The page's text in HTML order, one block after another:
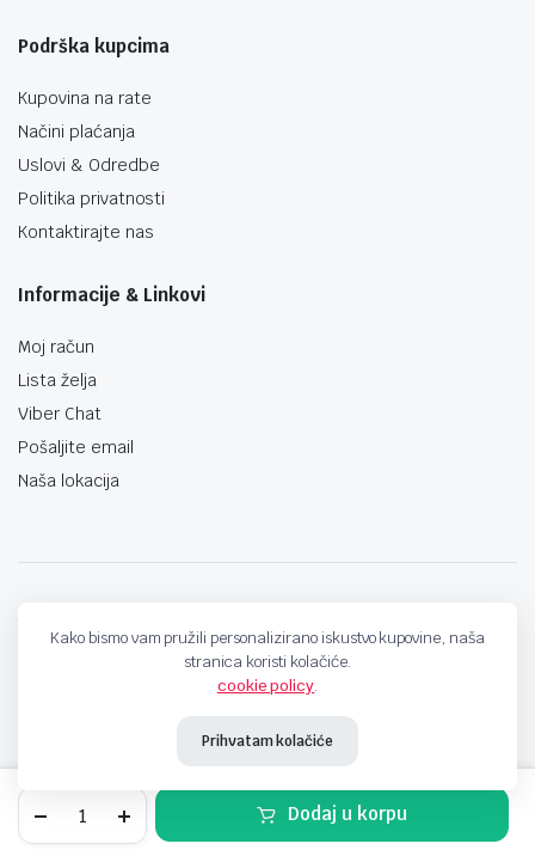
kabl
Dodaj u korpu
Podrška kupcima
Kupovina na rate
Načini plaćanja
Uslovi & Odredbe
Politika privatnosti
Kontaktirajte nas
Informacije & Linkovi
Moj račun
Lista želja
Viber Chat
Pošaljite email
Naša lokacija
Kako bismo vam pružili personalizirano iskustvo kupovine, naša
stranica koristi kolačiće.
cookie policy.
Prihvatam kolačiće
STORE SEARCH WISHLIST ACCOUNT CATEGORIES